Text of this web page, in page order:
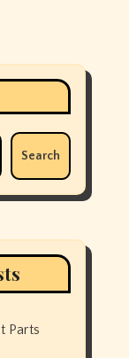
Search
Parts